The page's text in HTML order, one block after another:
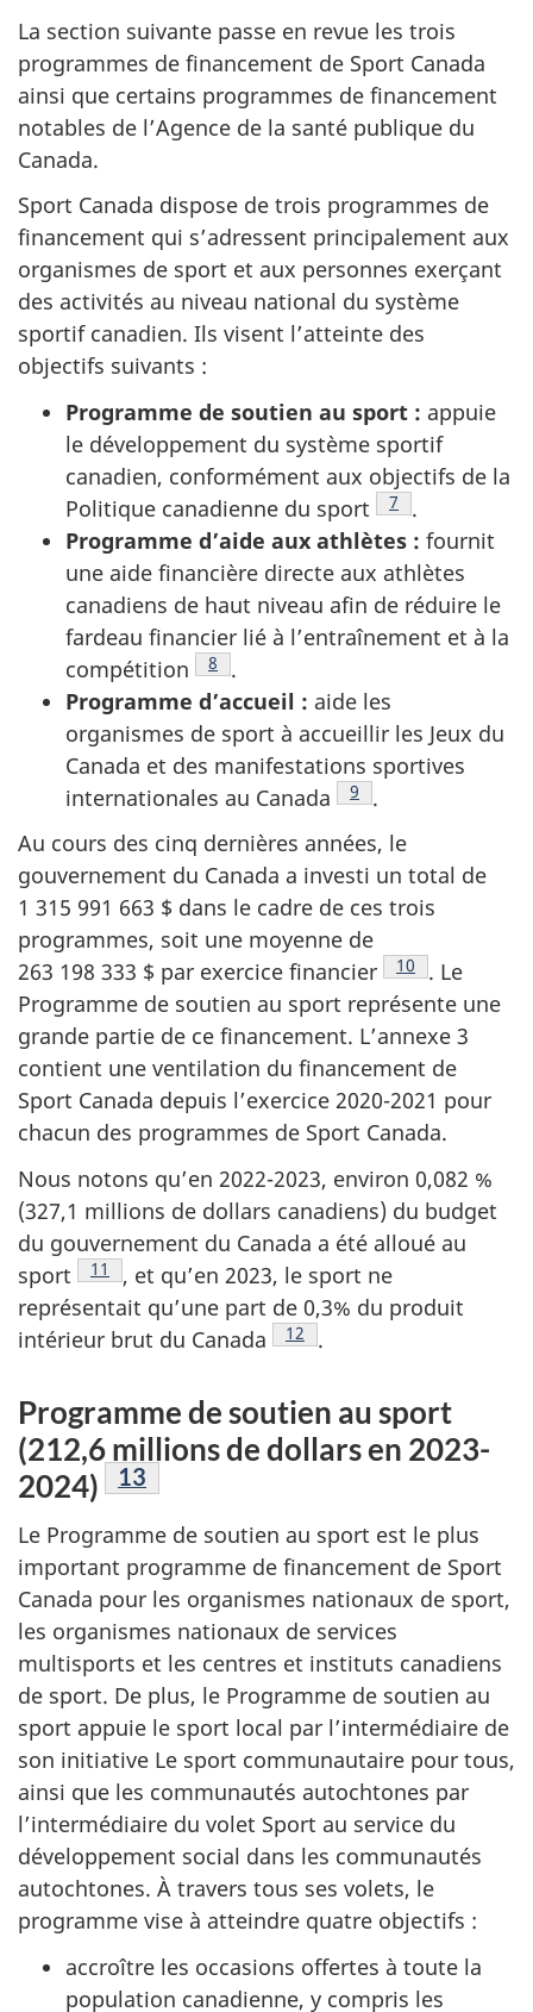
La section suivante passe en revue les trois
programmes de financement de Sport Canada
ainsi que certains programmes de financement
notables de l’Agence de la santé publique du
Canada.
Sport Canada dispose de trois programmes de
financement qui s’adressent principalement aux
organismes de sport et aux personnes exerçant
des activités au niveau national du système
sportif canadien. Ils visent l’atteinte des
objectifs suivants :
Programme de soutien au sport : appuie
le développement du système sportif
canadien, conformément aux objectifs de la
Politique canadienne du sport
Note de bas de
7
.
Programme d’aide aux athlètes : fournit
une aide financière directe aux athlètes
canadiens de haut niveau afin de réduire le
fardeau financier lié à l’entraînement et à la
compétition
Note de bas de page
8
.
Programme d’accueil : aide les
organismes de sport à accueillir les Jeux du
Canada et des manifestations sportives
internationales au Canada
Note de bas de page
9
.
Au cours des cinq dernières années, le
gouvernement du Canada a investi un total de
1 315 991 663 $ dans le cadre de ces trois
programmes, soit une moyenne de
263 198 333 $ par exercice financier
Note de bas de
10
. Le
Programme de soutien au sport représente une
grande partie de ce financement. L’annexe 3
contient une ventilation du financement de
Sport Canada depuis l’exercice 2020-2021 pour
chacun des programmes de Sport Canada.
Nous notons qu’en 2022-2023, environ 0,082 %
(327,1 millions de dollars canadiens) du budget
du gouvernement du Canada a été alloué au
sport
Note de bas de page
11
, et qu’en 2023, le sport ne
représentait qu’une part de 0,3% du produit
intérieur brut du Canada
Note de bas de page
12 .
Programme de soutien au sport
(212,6 millions de dollars en 2023-
2024)
Note de bas de page
13
Le Programme de soutien au sport est le plus
important programme de financement de Sport
Canada pour les organismes nationaux de sport,
les organismes nationaux de services
multisports et les centres et instituts canadiens
de sport. De plus, le Programme de soutien au
sport appuie le sport local par l’intermédiaire de
son initiative Le sport communautaire pour tous,
ainsi que les communautés autochtones par
l’intermédiaire du volet Sport au service du
développement social dans les communautés
autochtones. À travers tous ses volets, le
programme vise à atteindre quatre objectifs :
accroître les occasions offertes à toute la
population canadienne, y compris les